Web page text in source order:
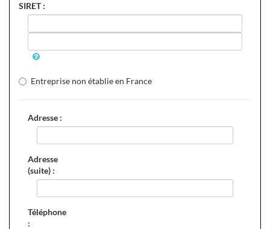
SIRET :
Entreprise non établie en France
Adresse :
Adresse
(suite) :
Téléphone
: